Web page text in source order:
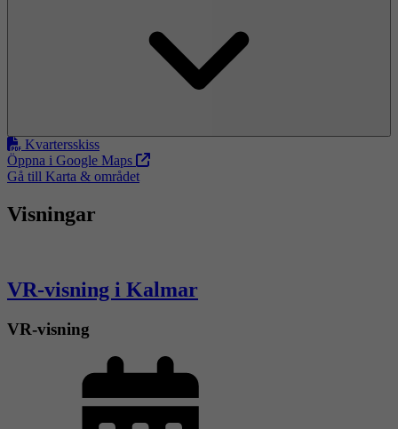
Kvartersskiss
Öppna i Google Maps
Gå till Karta & området
Visningar
VR-visning i Kalmar
VR-visning